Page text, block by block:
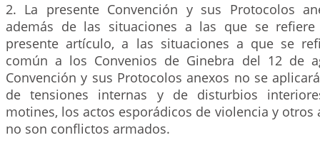
2. La presente Convención y sus Protocolos
además de las situaciones a las que se
presente artículo, a las situaciones a que se
común a los Convenios de Ginebra del 12 de
Convención y sus Protocolos anexos no se
de tensiones internas y de disturbios
motines, los actos esporádicos de violencia y otros
no son conflictos armados.